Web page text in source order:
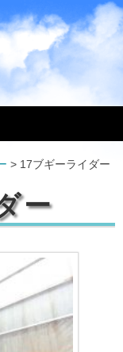
> 17ブギーライダー
ー